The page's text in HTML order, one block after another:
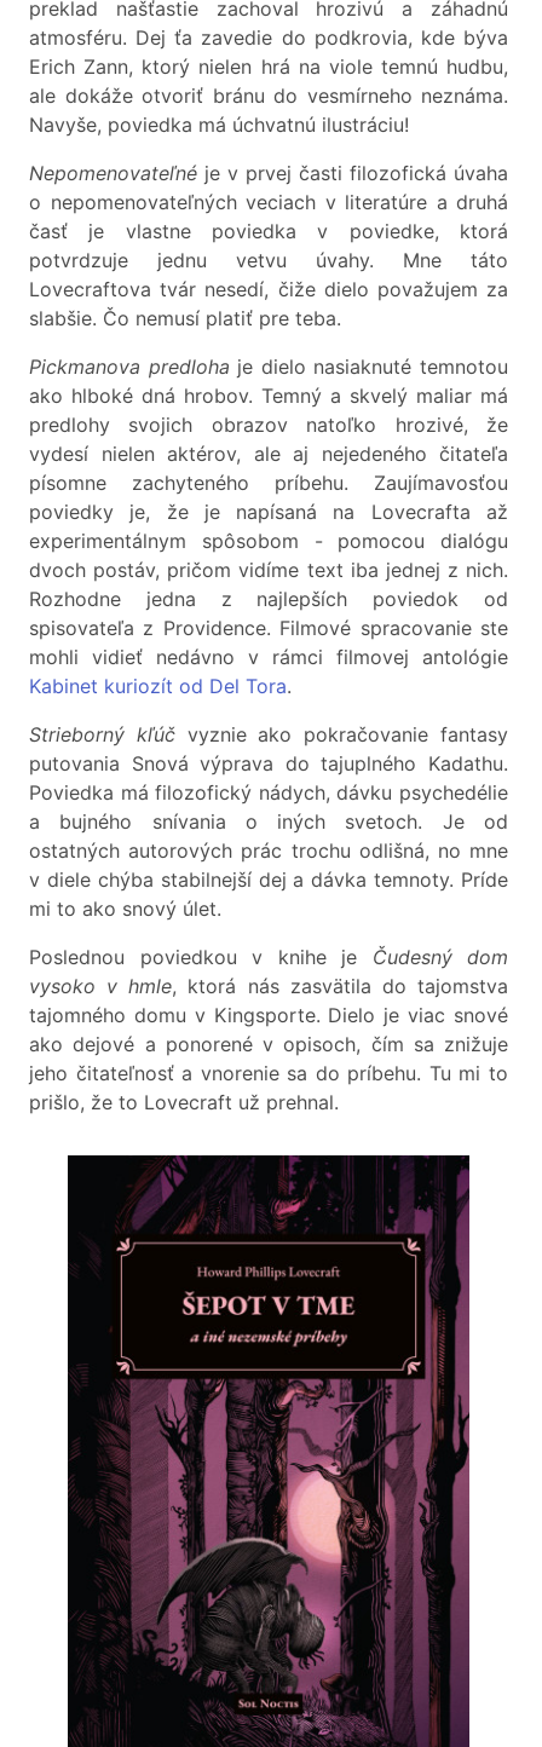
preklad našťastie zachoval hrozivú a záhadnú
atmosféru. Dej ťa zavedie do podkrovia, kde býva
Erich Zann, ktorý nielen hrá na viole temnú hudbu,
ale dokáže otvoriť bránu do vesmírneho neznáma.
Navyše, poviedka má úchvatnú ilustráciu!
Nepomenovateľné je v prvej časti filozofická úvaha
o nepomenovateľných veciach v literatúre a druhá
časť je vlastne poviedka v poviedke, ktorá
potvrdzuje jednu vetvu úvahy. Mne táto
Lovecraftova tvár nesedí, čiže dielo považujem za
slabšie. Čo nemusí platiť pre teba.
Pickmanova predloha je dielo nasiaknuté temnotou
ako hlboké dná hrobov. Temný a skvelý maliar má
predlohy svojich obrazov natoľko hrozivé, že
vydesí nielen aktérov, ale aj nejedeného čitateľa
písomne zachyteného príbehu. Zaujímavosťou
poviedky je, že je napísaná na Lovecrafta až
experimentálnym spôsobom - pomocou dialógu
dvoch postáv, pričom vidíme text iba jednej z nich.
Rozhodne jedna z najlepších poviedok od
spisovateľa z Providence. Filmové spracovanie ste
mohli vidieť nedávno v rámci filmovej antológie
Kabinet kuriozít od Del Tora.
Strieborný kľúčvyznie ako pokračovanie fantasy
putovania Snová výprava do tajuplného Kadathu.
Poviedka má filozofický nádych, dávku psychedélie
a bujného snívania o iných svetoch. Je od
ostatných autorových prác trochu odlišná, no mne
v diele chýba stabilnejší dej a dávka temnoty. Príde
mi to ako snový úlet.
Poslednou poviedkou v knihe je Čudesný dom
vysoko v hmle, ktorá nás zasvätila do tajomstva
tajomného domu v Kingsporte. Dielo je viac snové
ako dejové a ponorené v opisoch, čím sa znižuje
jeho čitateľnosť a vnorenie sa do príbehu. Tu mi to
prišlo, že to Lovecraft už prehnal.